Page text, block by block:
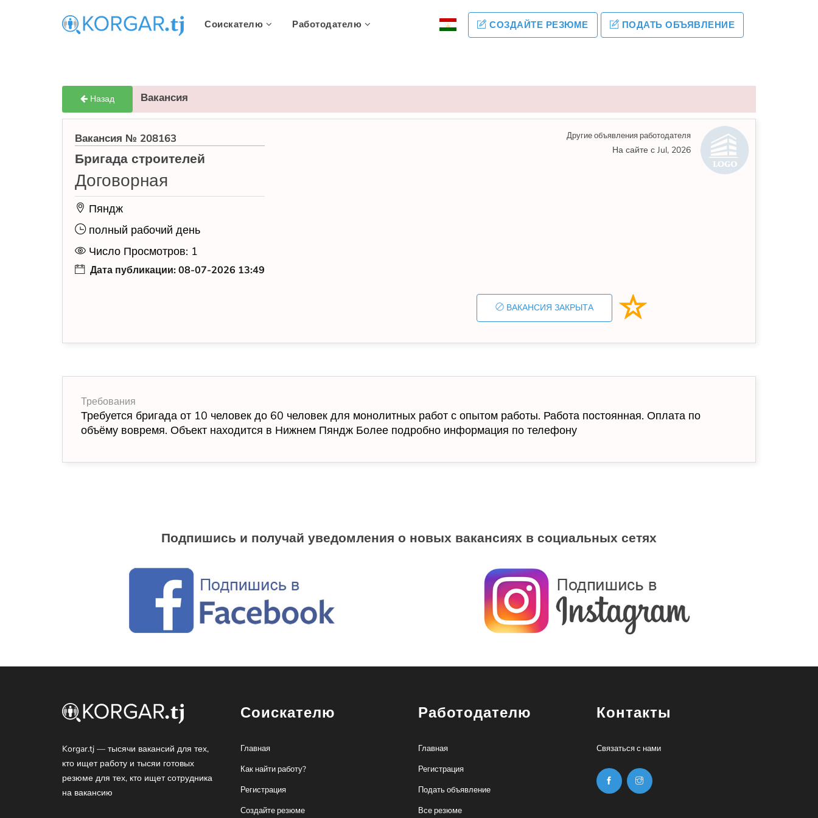
Соискателю Работодателю СОЗДАЙТЕ РЕЗЮМЕ ПОДАТЬ ОБЪЯВЛЕНИЕ
Назад Вакансия
Вакансия № 208163
Бригада строителей
Договорная
Пяндж
полный рабочий день
Число Просмотров: 1
Дата публикации: 08-07-2026 13:49
Другие объявления работодателя
На сайте с Jul, 2026
ВАКАНСИЯ ЗАКРЫТА
Требования
Требуется бригада от 10 человек до 60 человек для монолитных работ с опытом работы. Работа постоянная. Оплата по
объёму вовремя. Объект находится в Нижнем Пяндж Более подробно информация по телефону
Подпишись и получай уведомления о новых вакансиях в социальных сетях
Korgar.tj — тысячи вакансий для тех,
кто ищет работу и тысяи готовых
резюме для тех, кто ищет сотрудника
на вакансию
Соискателю
Главная
Как найти работу?
Регистрация
Создайте резюме
Работодателю
Главная
Регистрация
Подать объявление
Все резюме
Контакты
Связаться с нами